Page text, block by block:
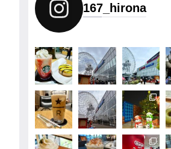
167_hirona